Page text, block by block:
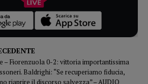
– Fiorenzuola 0-2: vittoria importantissima
Baldrighi: “Se recuperiamo fiducia,
riaprire il discorso salvezza” – AUDIO